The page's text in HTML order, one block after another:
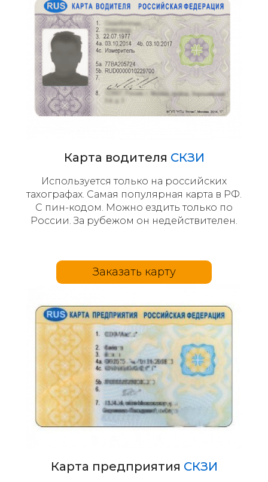
Карта водителя СКЗИ
Используется только на российских
тахографах. Самая популярная карта в РФ.
С пин-кодом. Можно ездить только по
России. За рубежом он недействителен.
Заказать карту
Карта предприятия СКЗИ